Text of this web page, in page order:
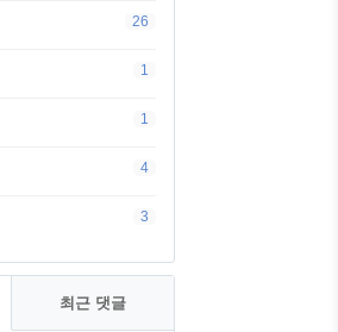
26
1
1
4
3
최근 댓글